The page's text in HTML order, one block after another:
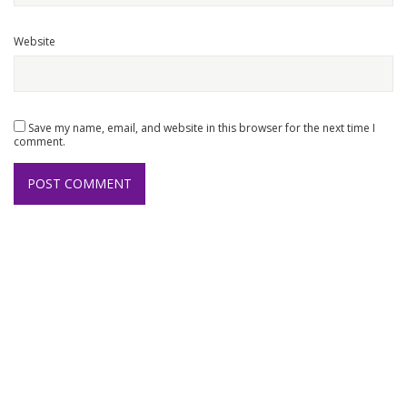
Website
Save my name, email, and website in this browser for the next time I
comment.